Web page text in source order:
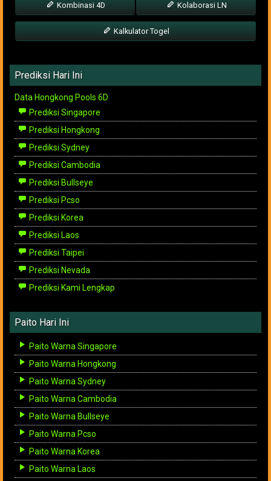
Kombinasi 4D Kolaborasi LN
Kalkulator Togel
Prediksi Hari Ini
Data Hongkong Pools 6D
Prediksi Singapore
Prediksi Hongkong
Prediksi Sydney
Prediksi Cambodia
Prediksi Bullseye
Prediksi Pcso
Prediksi Korea
Prediksi Laos
Prediksi Taipei
Prediksi Nevada
Prediksi Kami Lengkap
Paito Hari Ini
Paito Warna Singapore
Paito Warna Hongkong
Paito Warna Sydney
Paito Warna Cambodia
Paito Warna Bullseye
Paito Warna Pcso
Paito Warna Korea
Paito Warna Laos